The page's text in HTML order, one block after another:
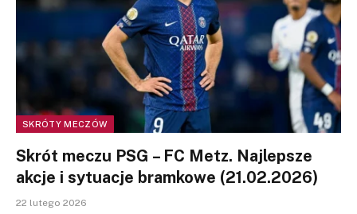
SKRÓTY MECZÓW
Skrót meczu PSG – FC Metz. Najlepsze
akcje i sytuacje bramkowe (21.02.2026)
22 lutego 2026